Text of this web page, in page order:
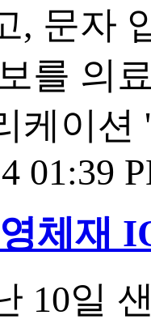
, 문자
를 의
케이
01:39
체재
10일